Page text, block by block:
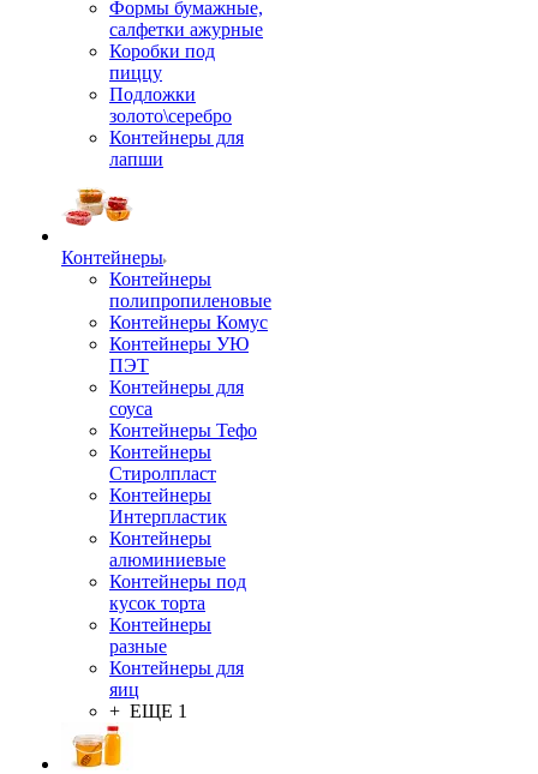
Формы бумажные,
салфетки ажурные
Коробки под
пиццу
Подложки
золото\серебро
Контейнеры для
лапши
Контейнеры
Контейнеры
полипропиленовые
Контейнеры Комус
Контейнеры УЮ
ПЭТ
Контейнеры для
соуса
Контейнеры Тефо
Контейнеры
Стиролпласт
Контейнеры
Интерпластик
Контейнеры
алюминиевые
Контейнеры под
кусок торта
Контейнеры
разные
Контейнеры для
яиц
+ ЕЩЕ 1